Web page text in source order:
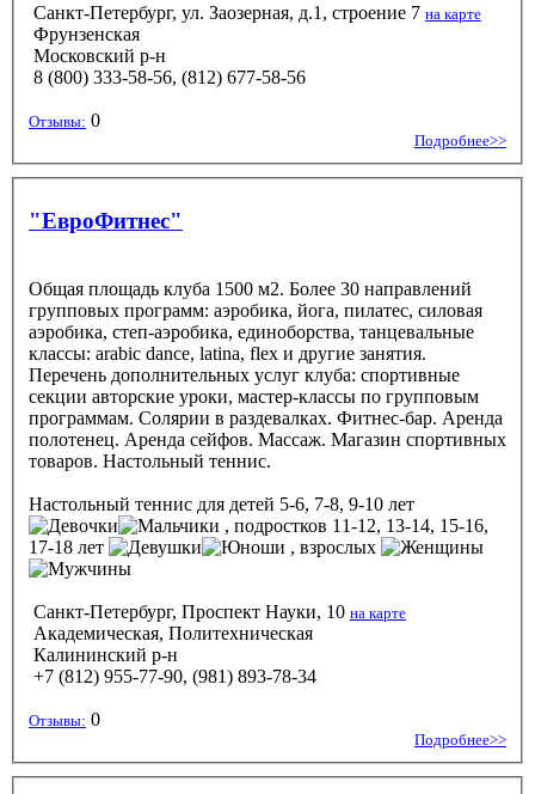
Санкт-Петербург, ул. Заозерная, д.1, строение 7 на карте
Фрунзенская
Московский р-н
8 (800) 333-58-56, (812) 677-58-56
Отзывы: 0
Подробнее>>
"ЕвроФитнес"
Общая площадь клуба 1500 м2. Более 30 направлений
групповых программ: аэробика, йога, пилатес, силовая
аэробика, степ-аэробика, единоборства, танцевальные
классы: arabic dance, latina, flex и другие занятия.
Перечень дополнительных услуг клуба: спортивные
секции авторские уроки, мастер-классы по групповым
программам. Солярии в раздевалках. Фитнес-бар. Аренда
полотенец. Аренда сейфов. Массаж. Магазин спортивных
товаров. Настольный теннис.
Настольный теннис для детей 5-6, 7-8, 9-10 лет
, подростков 11-12, 13-14, 15-16,
17-18 лет
, взрослых
Санкт-Петербург, Проспект Науки, 10 на карте
Академическая, Политехническая
Калининский р-н
+7 (812) 955-77-90, (981) 893-78-34
Отзывы: 0
Подробнее>>